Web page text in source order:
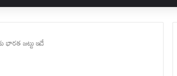
భారత జట్టు ఇదే